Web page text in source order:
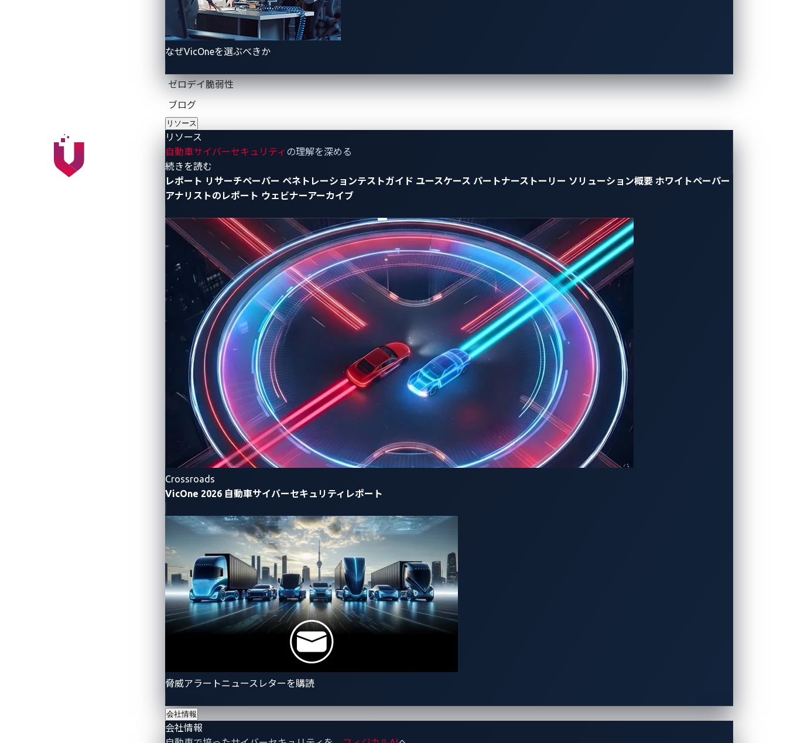
なぜVicOneを選ぶべきか
ゼロデイ脆弱性
ブログ
リソース
リソース
自動車サイバーセキュリティ の理解を深める
続きを読む
レポート リサーチペーパー ペネトレーションテストガイド ユースケース パートナーストーリー ソリューション概要 ホワイトペーパー
アナリストのレポート ウェビナーアーカイブ
Crossroads
VicOne 2026 自動車サイバーセキュリティレポート
脅威アラートニュースレターを購読
会社情報
会社情報
近年、自動車メーカー（OEM）がユーザーがどこからでも車両とやりとりできるようにリモート管理機能を搭載するケースが増えており、その多
くはモバイルアプリやウェブダッシュボードを介して行われます。例えば、SUBARUのSTARLINKシステムでは、遠隔操作によるロック/ロック解
除、エンジン始動、診断チェックなどの機能が利用できるようになっています。
STARLINKのようなシステムが提供する24時間体制の接続性は、ユーザーの利便性を高めると同時に、リアルタイムのパフォーマンスデータの収
れらのシステムの管理ポータルのセキュリティは、そのシステムへの依存度の高まりに必ずしも追いついていないのが実情です。
攻撃経路の分析：管理者ポータルの認証不備を突く手口
カリー氏とシャー氏の調査によると、SUBARUは手練れのセキュリティリサーチャーであれば簡単に発見できるような形で、機密性の高いサービ
スを無防備なままにしていたとのことです。ドメインファジングとサブドメインの認識を行うことで、リサーチャーはSTARLINKシステムに関わ
る管理ポータルを発見しました。このポータル内の主要スクリプトは外部からアクセス可能で、適切なセキュリティ保護が施されていませんでし
これらのスクリプトの1つは、認証を必要とせずに管理者がパスワードをリセットすることを可能にしていました。唯一認証で求められるのは管
理者の有効なメールアドレスであり、これはオープンソースインテリジェンス（OSINT）の方法で特定することができました。つまり、OSINTの
スキルを多少持っている攻撃者は、管理者のパスワードをリセットし、そのアカウントを事実上乗っ取ることができるのです。
これにより、リサーチャーは、たった一枚のナンバープレートから、その車の所有者の身元を特定し、車両のGPS履歴から走行ルートを閲覧し、
さらにはコマンドを発行してドアロックを解除できることを実証して、私たちにこの脆弱性の深刻さを教えることになります。
攻撃者は最小限の労力で車の位置を追跡し、
を収集し、重要な車両機能を操作することが可能でした。必要な特権への限定的なアクセス
でさえもセキュリティ上の脅威となりました。しかし、この脆弱性が意味するところはさらに深刻で、無防備な形で公開されたポータルには、本
来は一般公開されることを想定していなかった広範な管理機能が提供されていました。